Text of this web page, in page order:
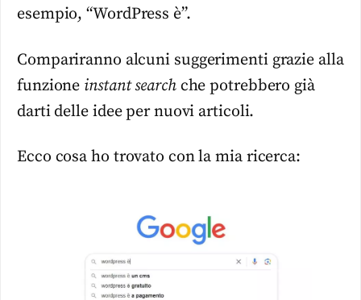
esempio, “WordPress è”.
Compariranno alcuni suggerimenti grazie alla
funzione instant searchche potrebbero già
darti delle idee per nuovi articoli.
Ecco cosa ho trovato con la mia ricerca: